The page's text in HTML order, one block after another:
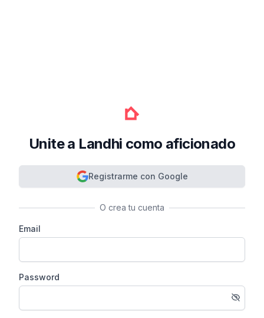
Unite a Landhi como aficionado
Registrarme con Google
O crea tu cuenta
Email
Password